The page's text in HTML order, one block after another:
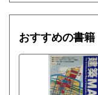
おすすめの書籍